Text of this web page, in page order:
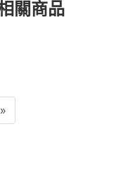
關商品
»